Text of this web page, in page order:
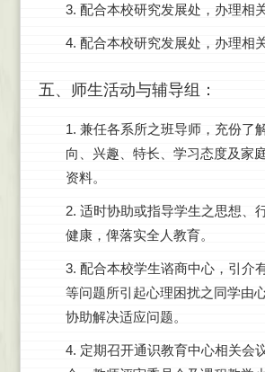
3. 配合本校研究发展处，办理相
4. 配合本校研究发展处，办理相
五、师生活动与辅导组：
1. 兼任各系所之班导师，充份了
向、兴趣、特长、学习态度及家
资料。
2. 适时协助或指导学生之思想、
健康，俾落实全人教育。
3. 配合本校学生谘商中心，引介
等问题所引起心理困扰之同学由
协助解决适应问题。
4. 定期召开通识教育中心相关会